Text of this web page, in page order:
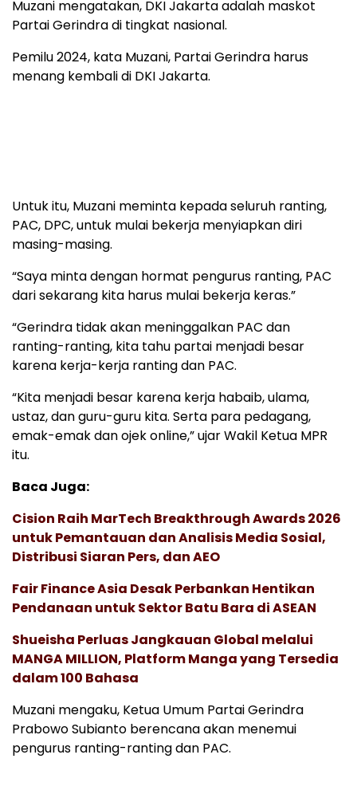
Muzani mengatakan, DKI Jakarta adalah maskot
Partai Gerindra di tingkat nasional.
Pemilu 2024, kata Muzani, Partai Gerindra harus
menang kembali di DKI Jakarta.
Untuk itu, Muzani meminta kepada seluruh ranting,
PAC, DPC, untuk mulai bekerja menyiapkan diri
masing-masing.
“Saya minta dengan hormat pengurus ranting, PAC
dari sekarang kita harus mulai bekerja keras.”
“Gerindra tidak akan meninggalkan PAC dan
ranting-ranting, kita tahu partai menjadi besar
karena kerja-kerja ranting dan PAC.
“Kita menjadi besar karena kerja habaib, ulama,
ustaz, dan guru-guru kita. Serta para pedagang,
emak-emak dan ojek online,” ujar Wakil Ketua MPR
itu.
Baca Juga:
Cision Raih MarTech Breakthrough Awards 2026
untuk Pemantauan dan Analisis Media Sosial,
Distribusi Siaran Pers, dan AEO
Fair Finance Asia Desak Perbankan Hentikan
Pendanaan untuk Sektor Batu Bara di ASEAN
Shueisha Perluas Jangkauan Global melalui
MANGA MILLION, Platform Manga yang Tersedia
dalam 100 Bahasa
Muzani mengaku, Ketua Umum Partai Gerindra
Prabowo Subianto berencana akan menemui
pengurus ranting-ranting dan PAC.